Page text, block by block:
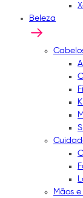
Beleza
Mãos e